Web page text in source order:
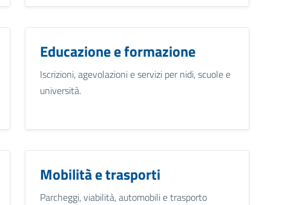
Educazione e formazione
Iscrizioni, agevolazioni e servizi per nidi, scuole e
università.
Mobilità e trasporti
Parcheggi, viabilità, automobili e trasporto